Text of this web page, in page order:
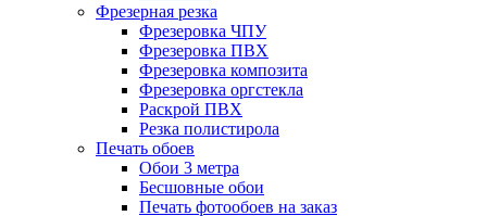
Фрезерная резка
Фрезеровка ЧПУ
Фрезеровка ПВХ
Фрезеровка композита
Фрезеровка оргстекла
Раскрой ПВХ
Резка полистирола
Печать обоев
Обои 3 метра
Бесшовные обои
Печать фотообоев на заказ